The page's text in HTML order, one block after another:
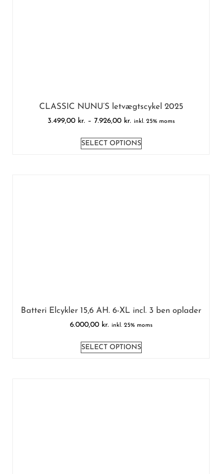
CLASSIC NUNU’S letvægtscykel 2025
3.499,00 kr. – 7.926,00 kr. inkl. 25% moms
SELECT OPTIONS
Batteri Elcykler 15,6 AH. 6-XL incl. 3 ben oplader
6.000,00 kr. inkl. 25% moms
SELECT OPTIONS